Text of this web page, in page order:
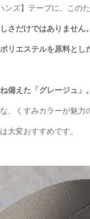
ズ】テープに、このた
さだけではありません。
リエステルを原料とし
備えた「グレージュ」。
、くすみカラーが魅力
大変おすすめです。